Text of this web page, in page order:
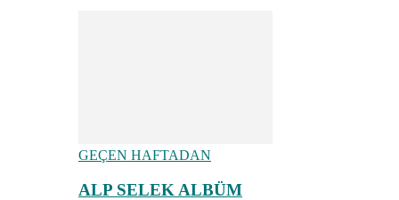
GEÇEN HAFTADAN
ALP SELEK ALBÜM